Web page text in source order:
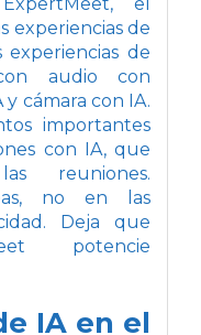
experiencias de
experiencias de
audio con
cámara con IA.
importantes
con IA, que
reuniones.
no en las
Deja que
potencie
IA en el